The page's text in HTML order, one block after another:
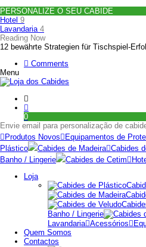
PERSONALIZE O SEU CABIDE
Hotel 9
Lavandaria 4
Reading Now
12 bewährte Strategien für
Comments
Menu
0
Envie email para personalização de
Produtos Novos
Equipamentos de
Plástico
Cabides de Madeira Cabides
Banho / Lingerie
Cabides de Cetim
Loja
Banho / Lingerie
Lavandaria Acessórios
Quem Somos
Contactos